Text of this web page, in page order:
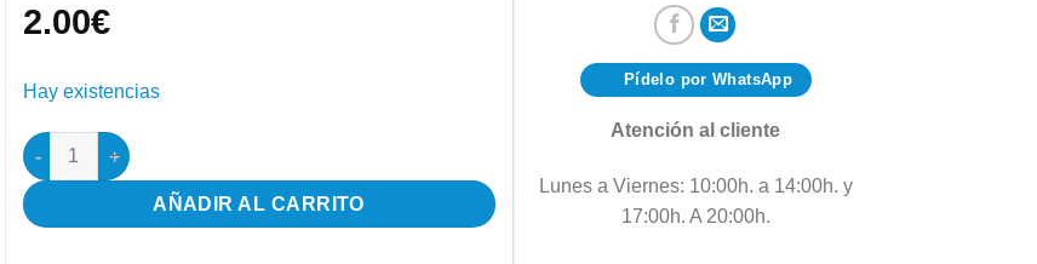
2.00€
Hay existencias
Comedero con bebedero papagayo 215cc cantidad
AÑADIR AL CARRITO
Pídelo por WhatsApp
Atención al cliente
Lunes a Viernes: 10:00h. a 14:00h. y
17:00h. A 20:00h.